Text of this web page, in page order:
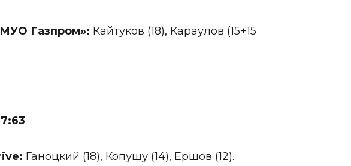
Газпром»: Кайтуков (18), Караулов (15+15
: Ганоцкий (18), Копущу (14), Ершов (12).